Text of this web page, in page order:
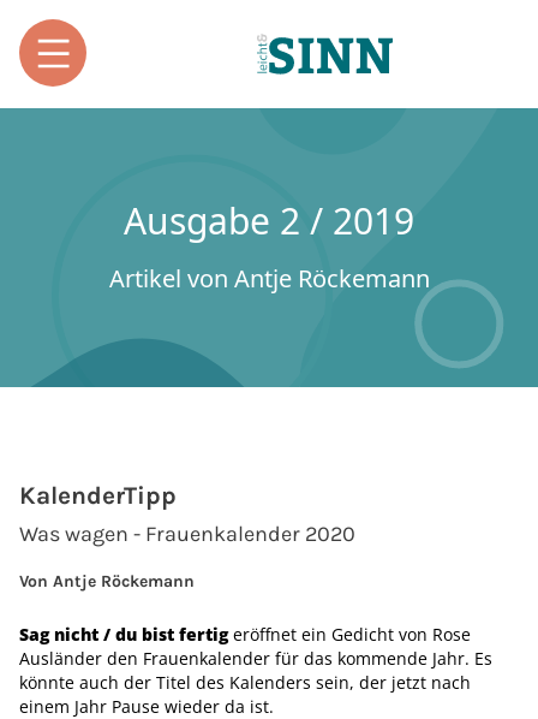
Ausgabe 2 / 2019
Artikel von Antje Röckemann
KalenderTipp
Was wagen - Frauenkalender 2020
Von Antje Röckemann
Sag nicht / du bist fertigeröffnet ein Gedicht von Rose
Ausländer den Frauenkalender für das kommende Jahr. Es
könnte auch der Titel des Kalenders sein, der jetzt nach
einem Jahr Pause wieder da ist.